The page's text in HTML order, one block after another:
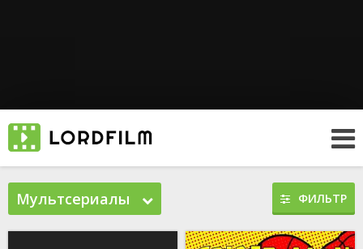
Мультсериалы ФИЛЬТР